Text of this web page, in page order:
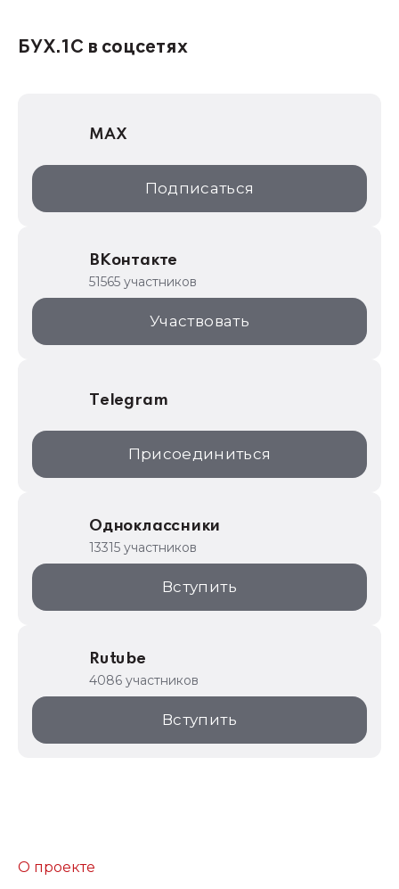
1С:Консалтинг
1С:Дистрибьюция
1С:Образование
ИТС.1C.ru
1С:Торговая площадка
БУХ.1С в соцсетях
MAX
Подписаться
ВКонтакте
51565 участников
Участвовать
Telegram
Присоединиться
Одноклассники
13315 участников
Вступить
Rutube
4086 участников
Вступить
О проекте